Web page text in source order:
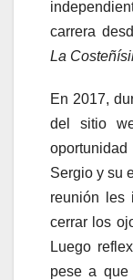
carrera
La
En 2017,
del sitio
oportunidad
Sergio y su
reunión les
cerrar los
Luego
pese a que